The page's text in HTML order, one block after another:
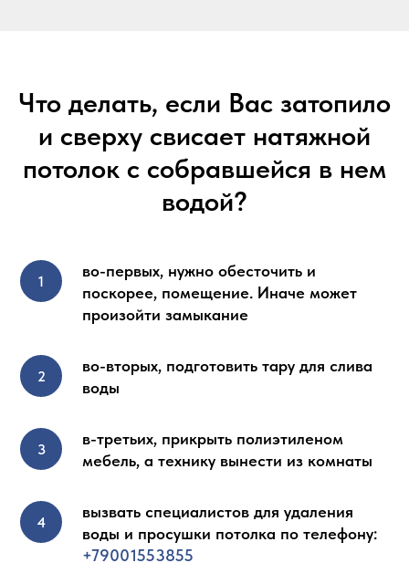
Что делать, если Вас затопило
и сверху свисает натяжной
потолок с собравшейся в нем
водой?
во-первых, нужно обесточить и
поскорее, помещение. Иначе может
произойти замыкание
во-вторых, подготовить тару для слива
воды
в-третьих, прикрыть полиэтиленом
мебель, а технику вынести из комнаты
вызвать специалистов для удаления
воды и просушки потолка по телефону:
+79001553855